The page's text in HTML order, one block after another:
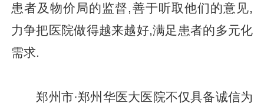
患者及物价局的监督,善于听取他们的意见,
力争把医院做得越来越好,满足患者的多元化
需求.
郑州市·郑州华医大医院不仅具备诚信为